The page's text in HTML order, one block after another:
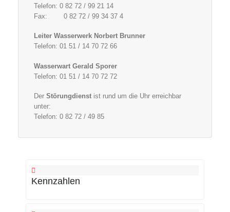
Telefon: 0 82 72 / 99 21 14
Fax: 0 82 72 / 99 34 37 4
Leiter Wasserwerk Norbert Brunner
Telefon: 01 51 / 14 70 72 66
Wasserwart Gerald Sporer
Telefon: 01 51 / 14 70 72 72
Der Störungdienst ist rund um die Uhr erreichbar
unter:
Telefon: 0 82 72 / 49 85
Kennzahlen